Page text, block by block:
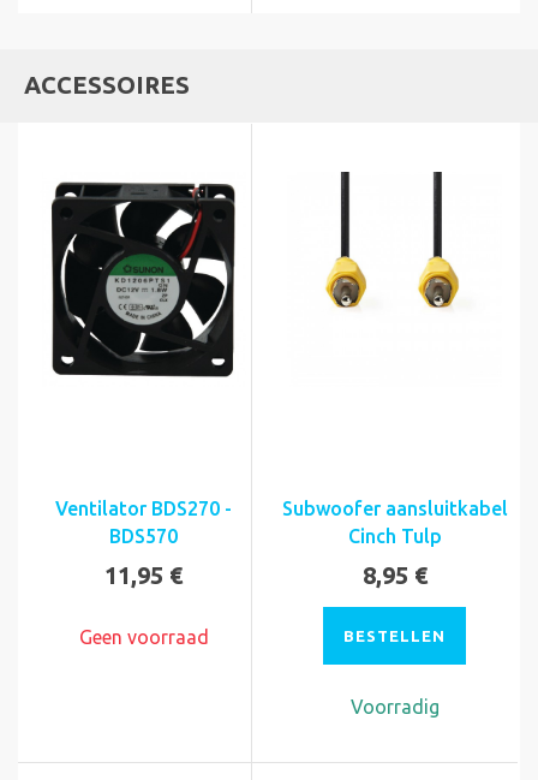
ACCESSOIRES
Ventilator BDS270 -
BDS570
11,95 €
Geen voorraad
Subwoofer aansluitkabel
Cinch Tulp
8,95 €
BESTELLEN
Voorradig